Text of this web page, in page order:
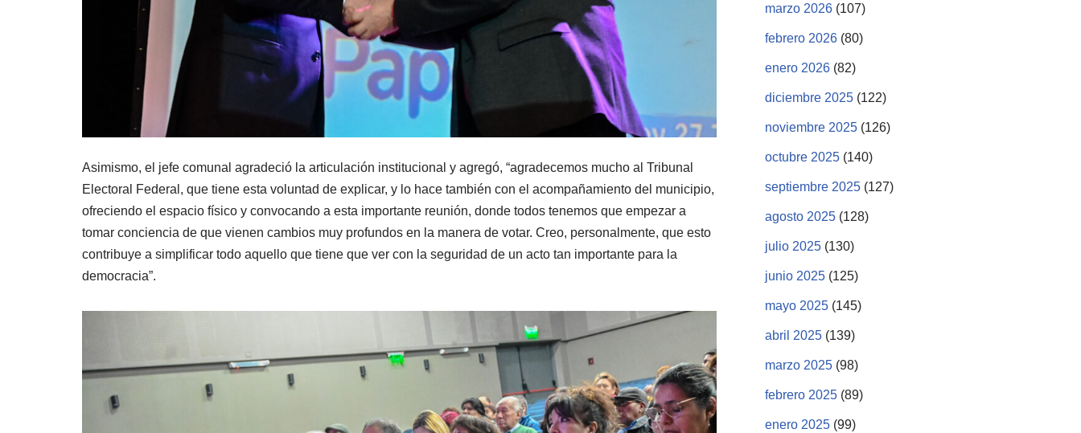
Asimismo, el jefe comunal agradeció la articulación institucional y agregó, “agradecemos mucho al Tribunal
Electoral Federal, que tiene esta voluntad de explicar, y lo hace también con el acompañamiento del municipio,
ofreciendo el espacio físico y convocando a esta importante reunión, donde todos tenemos que empezar a
tomar conciencia de que vienen cambios muy profundos en la manera de votar. Creo, personalmente, que esto
contribuye a simplificar todo aquello que tiene que ver con la seguridad de un acto tan importante para la
democracia”.
marzo 2026 (107)
febrero 2026 (80)
enero 2026 (82)
diciembre 2025 (122)
noviembre 2025 (126)
octubre 2025 (140)
septiembre 2025 (127)
agosto 2025 (128)
julio 2025 (130)
junio 2025 (125)
mayo 2025 (145)
abril 2025 (139)
marzo 2025 (98)
febrero 2025 (89)
enero 2025 (99)